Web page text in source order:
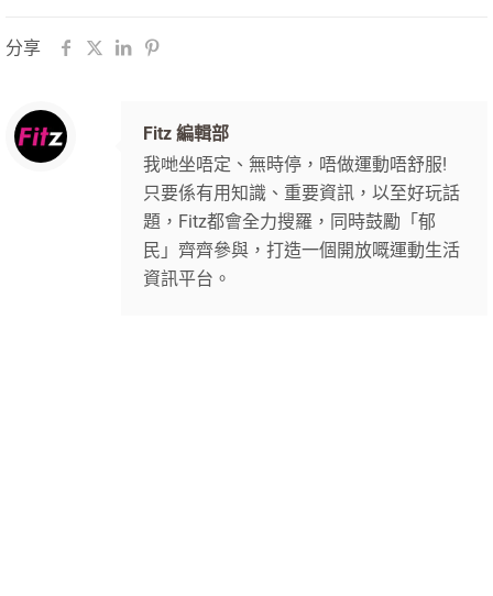
分享
Fitz 編輯部
我哋坐唔定、無時停，唔做運動唔舒服!
只要係有用知識、重要資訊，以至好玩話
題，Fitz都會全力搜羅，同時鼓勵「郁
民」齊齊參與，打造一個開放嘅運動生活
資訊平台。